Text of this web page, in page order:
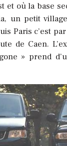
et où la base
un petit
Paris c’est
de Caen.
» prend